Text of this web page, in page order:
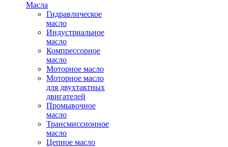
Масла
Гидравлическое
масло
Индустриальное
масло
Компрессорное
масло
Моторное масло
Моторное масло
для двухтактных
двигателей
Промывочное
масло
Трансмиссионное
масло
Цепное масло